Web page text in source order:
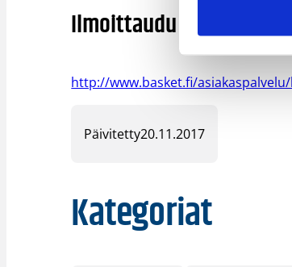
Ilmoittaudu kurssille
http://www.basket.fi/
Päivitetty20.11.2017
Kategoriat